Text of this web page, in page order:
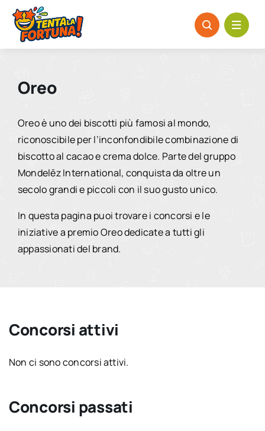
Salta
contenuto
Oreo
Oreo è uno dei biscotti più famosi al mondo,
riconoscibile per l’inconfondibile combinazione di
biscotto al cacao e crema dolce. Parte del gruppo
Mondelēz International, conquista da oltre un
secolo grandi e piccoli con il suo gusto unico.
In questa pagina puoi trovare i concorsi e le
iniziative a premio Oreo dedicate a tutti gli
appassionati del brand.
Concorsi attivi
Non ci sono concorsi attivi.
Concorsi passati